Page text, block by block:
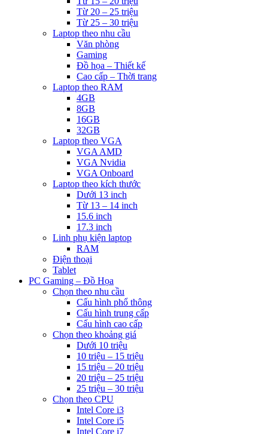
Từ 20 – 25 triệu
Từ 25 – 30 triệu
Laptop theo nhu cầu
Văn phòng
Gaming
Đồ họa – Thiết kế
Cao cấp – Thời trang
Laptop theo RAM
4GB
8GB
16GB
32GB
Laptop theo VGA
VGA AMD
VGA Nvidia
VGA Onboard
Laptop theo kích thước
Dưới 13 inch
Từ 13 – 14 inch
15.6 inch
17.3 inch
Linh phụ kiện laptop
RAM
Điện thoại
Tablet
PC Gaming – Đồ Họa
Chọn theo nhu cầu
Cấu hình phổ thông
Cấu hình trung cấp
Cấu hình cao cấp
Chọn theo khoảng giá
Dưới 10 triệu
10 triệu – 15 triệu
15 triệu – 20 triệu
20 triệu – 25 triệu
25 triệu – 30 triệu
Chọn theo CPU
Intel Core i3
Intel Core i5
Intel Core i7